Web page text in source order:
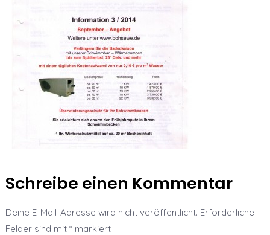
Schreibe einen Kommentar
Deine E-Mail-Adresse wird nicht veröffentlicht. Erforderliche
Felder sind mit* markiert